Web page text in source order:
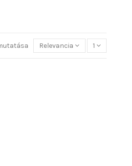
Relevancia 1